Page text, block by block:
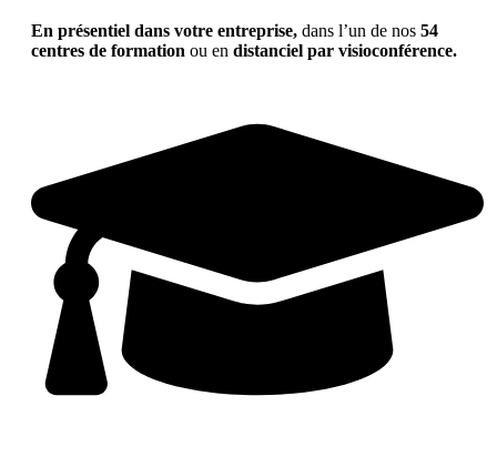
En présentiel dans votre entreprise, dans l’un de nos 54
centres de formation ou en distanciel par visioconférence.